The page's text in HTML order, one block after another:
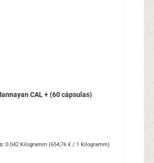
CAL + (60 cápsulas)
0.042 Kilogramm (654,76 € / 1 Kilogramm)